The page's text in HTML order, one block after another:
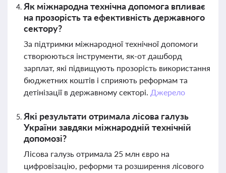
Як міжнародна технічна допомога впливає
на прозорість та ефективність державного
сектору?
За підтримки міжнародної технічної допомоги
створюються інструменти, як-от дашборд
зарплат, які підвищують прозорість використання
бюджетних коштів і сприяють реформам та
детінізації в державному секторі. Джерело
Які результати отримала лісова галузь
України завдяки міжнародній технічній
допомозі?
Лісова галузь отримала 25 млн євро на
цифровізацію, реформи та розширення лісового